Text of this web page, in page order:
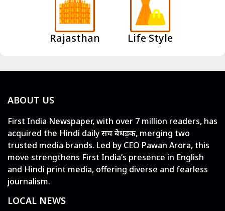
Rajasthan Life Style
ABOUT US
First India Newspaper, with over 7 million readers, has
acquired the Hindi daily सच बेधड़क, merging two
trusted media brands. Led by CEO Pawan Arora, this
move strengthens First India’s presence in English
and Hindi print media, offering diverse and fearless
journalism.
LOCAL NEWS